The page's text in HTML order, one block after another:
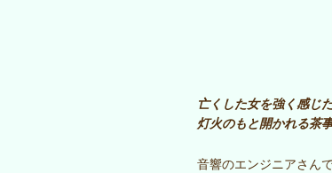
亡くした女を強く感じ
灯火のもと開かれる茶
音響のエンジニアさん